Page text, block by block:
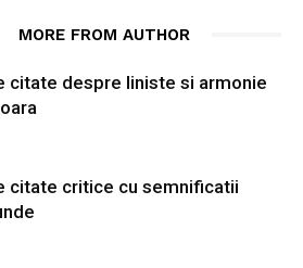
MORE FROM AUTHOR
citate despre liniste si armonie
citate critice cu semnificatii